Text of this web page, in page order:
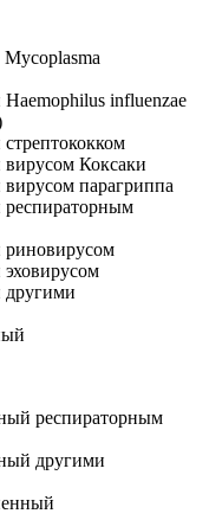
influenzae
Коксаки
парагриппа
риновирусом
другими
респираторным
другими